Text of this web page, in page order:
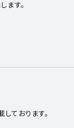
ます。
ております。